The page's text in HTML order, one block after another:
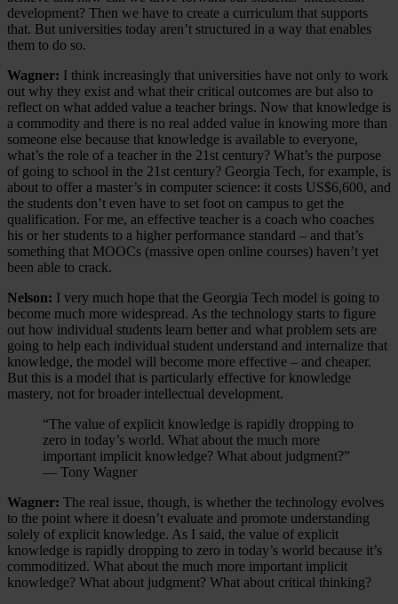
development? Then we have to create a curriculum that supports
that. But universities today aren’t structured in a way that enables
them to do so.
Wagner: I think increasingly that universities have not only to work
out why they exist and what their critical outcomes are but also to
reflect on what added value a teacher brings. Now that knowledge is
a commodity and there is no real added value in knowing more than
someone else because that knowledge is available to everyone,
what’s the role of a teacher in the 21st century? What’s the purpose
of going to school in the 21st century? Georgia Tech, for example, is
about to offer a master’s in computer science: it costs US$6,600, and
the students don’t even have to set foot on campus to get the
qualification. For me, an effective teacher is a coach who coaches
his or her students to a higher performance standard – and that’s
something that MOOCs (massive open online courses) haven’t yet
been able to crack.
Nelson: I very much hope that the Georgia Tech model is going to
become much more widespread. As the technology starts to figure
out how individual students learn better and what problem sets are
going to help each individual student understand and internalize that
knowledge, the model will become more effective – and cheaper.
But this is a model that is particularly effective for knowledge
mastery, not for broader intellectual development.
“The value of explicit knowledge is rapidly dropping to
zero in today’s world. What about the much more
important implicit knowledge? What about judgment?”
— Tony Wagner
Wagner: The real issue, though, is whether the technology evolves
to the point where it doesn’t evaluate and promote understanding
solely of explicit knowledge. As I said, the value of explicit
knowledge is rapidly dropping to zero in today’s world because it’s
commoditized. What about the much more important implicit
knowledge? What about judgment? What about critical thinking?